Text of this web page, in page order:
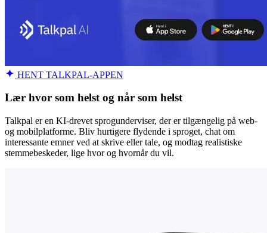
HENT TALKPAL-APPEN
Lær hvor som helst og når som helst
Talkpal er en KI-drevet sprogunderviser, der er tilgængelig på web-
og mobilplatforme. Bliv hurtigere flydende i sproget, chat om
interessante emner ved at skrive eller tale, og modtag realistiske
stemmebeskeder, lige hvor og hvornår du vil.